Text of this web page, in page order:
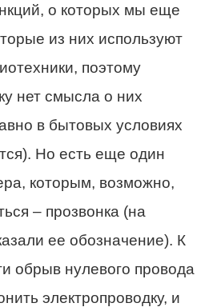
о которых мы еще
из них используют
поэтому
нет смысла о них
в бытовых условиях
Но есть еще один
которым, возможно,
– прозвонка (на
ее обозначение). К
обрыв нулевого провода
электропроводку, и